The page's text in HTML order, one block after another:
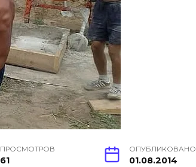
ПРОСМОТРОВ
61
ОПУБЛИКОВАНО
01.08.2014